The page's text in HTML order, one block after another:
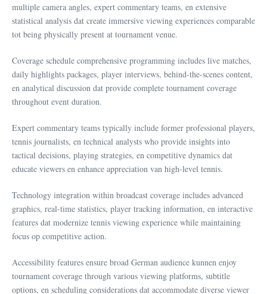
multiple camera angles, expert commentary teams, en extensive
statistical analysis dat create immersive viewing experiences comparable
tot being physically present at tournament venue.
Coverage schedule comprehensive programming includes live matches,
daily highlights packages, player interviews, behind-the-scenes content,
en analytical discussion dat provide complete tournament coverage
throughout event duration.
Expert commentary teams typically include former professional players,
tennis journalists, en technical analysts who provide insights into
tactical decisions, playing strategies, en competitive dynamics dat
educate viewers en enhance appreciation van high-level tennis.
Technology integration within broadcast coverage includes advanced
graphics, real-time statistics, player tracking information, en interactive
features dat modernize tennis viewing experience while maintaining
focus op competitive action.
Accessibility features ensure broad German audience kunnen enjoy
tournament coverage through various viewing platforms, subtitle
options, en scheduling considerations dat accommodate diverse viewer